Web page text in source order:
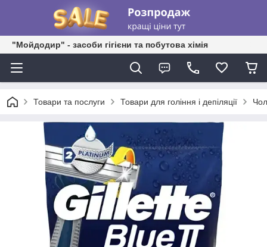
"Мойдодир" - засоби гігієни та побутова хімія
Товари та послуги Товари для гоління і депіляції